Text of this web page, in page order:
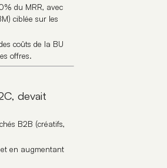
du MRR, avec
ciblée sur les
coûts de la BU
offres.
devait
B2B (créatifs,
en augmentant